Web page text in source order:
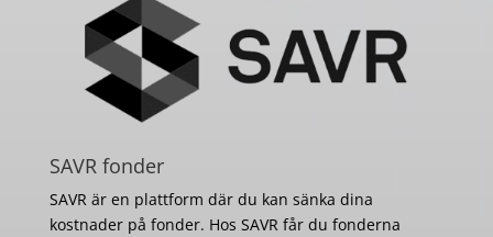
SAVR fonder
SAVR är en plattform där du kan sänka dina
kostnader på fonder. Hos SAVR får du fonderna